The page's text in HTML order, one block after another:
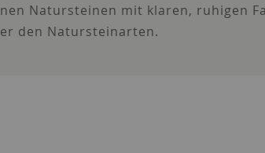
Natursteinen mit klaren, ruhigen
den Natursteinarten.